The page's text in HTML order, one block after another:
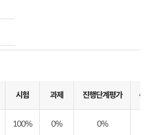
시험 과제 진행단계평가 수료기준
100% 0% 0%